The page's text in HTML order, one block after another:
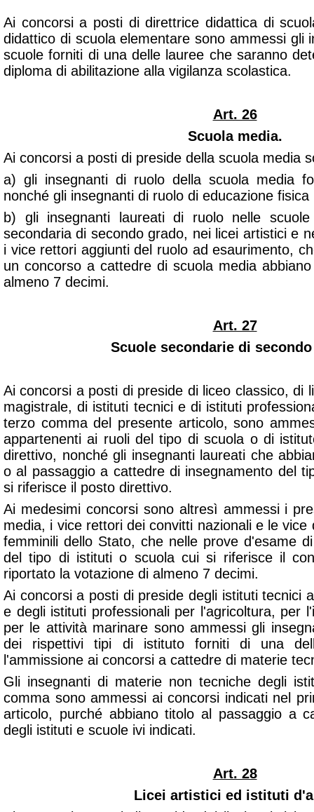
Ai concorsi a posti di direttrice didattica di
didattico di scuola elementare sono ammessi gli
scuole forniti di una delle lauree che saranno
diploma di abilitazione alla vigilanza scolastica.
Art. 26
Scuola media.
Ai concorsi a posti di preside della scuola media
a) gli insegnanti di ruolo della scuola media
nonché gli insegnanti di ruolo di educazione fisica
b) gli insegnanti laureati di ruolo nelle
secondaria di secondo grado, nei licei artistici e
i vice rettori aggiunti del ruolo ad esaurimento,
un concorso a cattedre di scuola media
almeno 7 decimi.
Art. 27
Scuole secondarie di
Ai concorsi a posti di preside di liceo classico, di
magistrale, di istituti tecnici e di istituti
terzo comma del presente articolo, sono
appartenenti ai ruoli del tipo di scuola o di
direttivo, nonché gli insegnanti laureati che
o al passaggio a cattedre di insegnamento del
si riferisce il posto direttivo.
Ai medesimi concorsi sono altresì ammessi i
media, i vice rettori dei convitti nazionali e le vice
femminili dello Stato, che nelle prove d'esame
del tipo di istituti o scuola cui si riferisce il
riportato la votazione di almeno 7 decimi.
Ai concorsi a posti di preside degli istituti tecnici
e degli istituti professionali per l'agricoltura, per
per le attività marinare sono ammessi gli
dei rispettivi tipi di istituto forniti di una
l'ammissione ai concorsi a cattedre di materie
Gli insegnanti di materie non tecniche degli
comma sono ammessi ai concorsi indicati nel
articolo, purché abbiano titolo al passaggio a
degli istituti e scuole ivi indicati.
Art. 28
Licei artistici ed istituti